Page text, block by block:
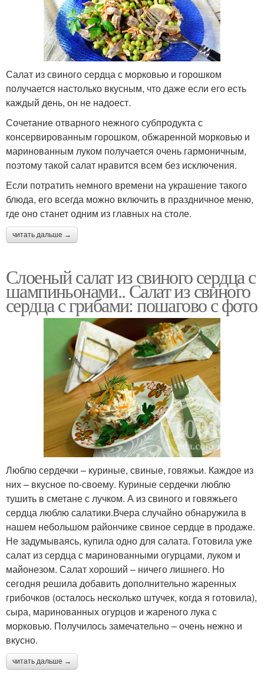
Салат из свиного сердца с морковью и горошком
получается настолько вкусным, что даже если его есть
каждый день, он не надоест.
Сочетание отварного нежного субпродукта с
консервированным горошком, обжаренной морковью и
маринованным луком получается очень гармоничным,
поэтому такой салат нравится всем без исключения.
Если потратить немного времени на украшение такого
блюда, его всегда можно включить в праздничное меню,
где оно станет одним из главных на столе.
читать дальше →
Слоеный салат из свиного сердца с
шампиньонами.. Салат из свиного
сердца с грибами: пошагово с фото
Люблю сердечки – куриные, свиные, говяжьи. Каждое из
них – вкусное по-своему. Куриные сердечки люблю
тушить в сметане с лучком. А из свиного и говяжьего
сердца люблю салатики.Вчера случайно обнаружила в
нашем небольшом райончике свиное сердце в продаже.
Не задумываясь, купила одно для салата. Готовила уже
салат из сердца с маринованными огурцами, луком и
майонезом. Салат хороший – ничего лишнего. Но
сегодня решила добавить дополнительно жаренных
грибочков (осталось несколько штучек, когда я готовила),
сыра, маринованных огурцов и жареного лука с
морковью. Получилось замечательно – очень нежно и
вкусно.
читать дальше →